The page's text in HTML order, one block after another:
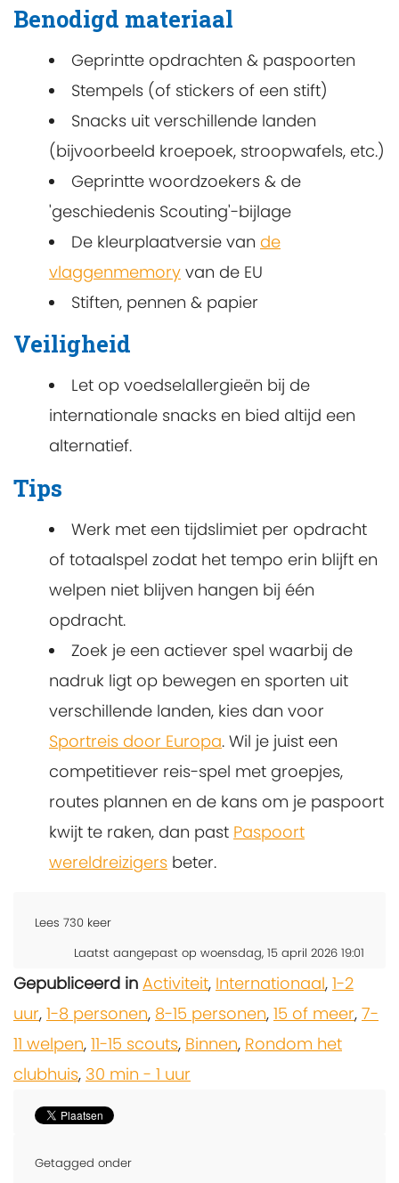
Benodigd materiaal
Geprintte opdrachten & paspoorten
Stempels (of stickers of een stift)
Snacks uit verschillende landen
(bijvoorbeeld kroepoek, stroopwafels, etc.)
Geprintte woordzoekers & de
'geschiedenis Scouting'-bijlage
De kleurplaatversie van de
vlaggenmemory van de EU
Stiften, pennen & papier
Veiligheid
Let op voedselallergieën bij de
internationale snacks en bied altijd een
alternatief.
Tips
Werk met een tijdslimiet per opdracht
of totaalspel zodat het tempo erin blijft en
welpen niet blijven hangen bij één
opdracht.
Zoek je een actiever spel waarbij de
nadruk ligt op bewegen en sporten uit
verschillende landen, kies dan voor
Sportreis door Europa. Wil je juist een
competitiever reis-spel met groepjes,
routes plannen en de kans om je paspoort
kwijt te raken, dan past Paspoort
wereldreizigers beter.
Lees 730 keer
Laatst aangepast op woensdag, 15 april 2026 19:01
Gepubliceerd in Activiteit, Internationaal, 1-2
uur, 1-8 personen, 8-15 personen, 15 of meer, 7-
11 welpen, 11-15 scouts, Binnen, Rondom het
clubhuis, 30 min - 1 uur
Getagged onder